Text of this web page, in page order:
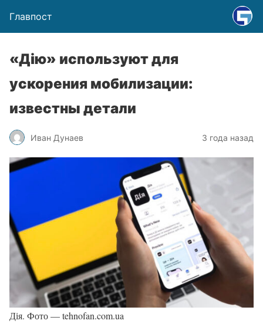
Главпост
«Дію» используют для
ускорения мобилизации:
известны детали
Иван Дунаев 3 года назад
Дія. Фото — tehnofan.com.ua